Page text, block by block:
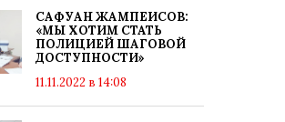
САФУАН ЖАМПЕИСОВ:
«МЫ ХОТИМ СТАТЬ
ПОЛИЦИЕЙ ШАГОВОЙ
ДОСТУПНОСТИ»
11.11.2022 в 14:08